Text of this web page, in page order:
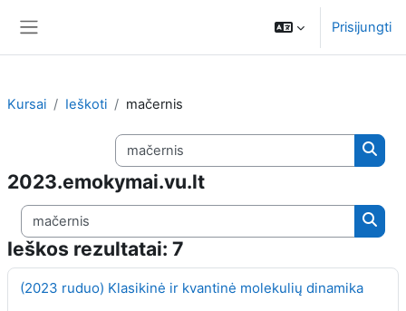
Prisijungti
Kursai Ieškoti mačernis
Dalykų paieška
2023.emokymai.vu.lt
Dalykų paieška
Ieškos rezultatai: 7
(2023 ruduo) Klasikinė ir kvantinė molekulių dinamika